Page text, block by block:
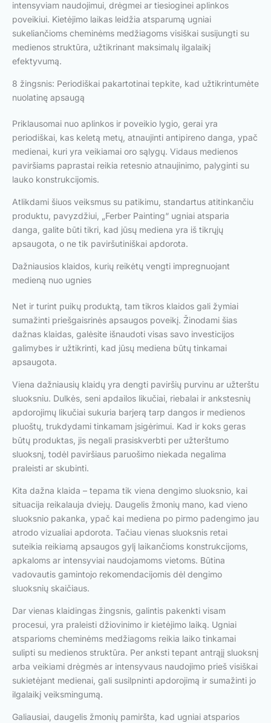
intensyviam naudojimui, drėgmei ar tiesioginei aplinkos
poveikiui. Kietėjimo laikas leidžia atsparumą ugniai
sukeliančioms cheminėms medžiagoms visiškai susijungti su
medienos struktūra, užtikrinant maksimalų ilgalaikį
efektyvumą.
8 žingsnis: Periodiškai pakartotinai tepkite, kad užtikrintumėte
nuolatinę apsaugą
Priklausomai nuo aplinkos ir poveikio lygio, gerai yra
periodiškai, kas keletą metų, atnaujinti antipireno danga, ypač
medienai, kuri yra veikiamai oro sąlygų. Vidaus medienos
paviršiams paprastai reikia retesnio atnaujinimo, palyginti su
lauko konstrukcijomis.
Atlikdami šiuos veiksmus su patikimu, standartus atitinkančiu
produktu, pavyzdžiui, „Ferber Painting“ ugniai atsparia
danga, galite būti tikri, kad jūsų mediena yra iš tikrųjų
apsaugota, o ne tik paviršutiniškai apdorota.
Dažniausios klaidos, kurių reikėtų vengti impregnuojant
medieną nuo ugnies
Net ir turint puikų produktą, tam tikros klaidos gali žymiai
sumažinti priešgaisrinės apsaugos poveikį. Žinodami šias
dažnas klaidas, galėsite išnaudoti visas savo investicijos
galimybes ir užtikrinti, kad jūsų mediena būtų tinkamai
apsaugota.
Viena dažniausių klaidų yra dengti paviršių purvinu ar užterštu
sluoksniu. Dulkės, seni apdailos likučiai, riebalai ir ankstesnių
apdorojimų likučiai sukuria barjerą tarp dangos ir medienos
pluoštų, trukdydami tinkamam įsigėrimui. Kad ir koks geras
būtų produktas, jis negali prasiskverbti per užterštumo
sluoksnį, todėl paviršiaus paruošimo niekada negalima
praleisti ar skubinti.
Kita dažna klaida – tepama tik viena dengimo sluoksnio, kai
situacija reikalauja dviejų. Daugelis žmonių mano, kad vieno
sluoksnio pakanka, ypač kai mediena po pirmo padengimo jau
atrodo vizualiai apdorota. Tačiau vienas sluoksnis retai
suteikia reikiamą apsaugos gylį laikančioms konstrukcijoms,
apkaloms ar intensyviai naudojamoms vietoms. Būtina
vadovautis gamintojo rekomendacijomis dėl dengimo
sluoksnių skaičiaus.
Dar vienas klaidingas žingsnis, galintis pakenkti visam
procesui, yra praleisti džiovinimo ir kietėjimo laiką. Ugniai
atsparioms cheminėms medžiagoms reikia laiko tinkamai
sulipti su medienos struktūra. Per anksti tepant antrąjį sluoksnį
arba veikiami drėgmės ar intensyvaus naudojimo prieš visiškai
sukietėjant medienai, gali susilpninti apdorojimą ir sumažinti jo
ilgalaikį veiksmingumą.
Galiausiai, daugelis žmonių pamiršta, kad ugniai atsparios